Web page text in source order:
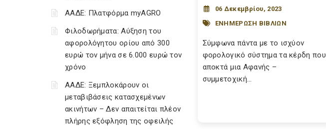
ΑΑΔΕ: Πλατφόρμα myAGRO
Φιλοδωρήματα: Αύξηση του
αφορολόγητου ορίου από 300
ευρώ τον μήνα σε 6.000 ευρώ τον
χρόνο
ΑΑΔΕ: Ξεμπλοκάρουν οι
μεταβιβάσεις κατασχεμένων
ακινήτων – Δεν απαιτείται πλέον
πλήρης εξόφληση της οφειλής
06 Δεκεμβρίου, 2023
ΕΝΗΜΕΡΩΣΗ ΒΙΒΛΙΩΝ
Σύμφωνα πάντα με το ισχύον
φορολογικό σύστημα τα κέρδη που
αποκτά μια Αφανής –
συμμετοχική...